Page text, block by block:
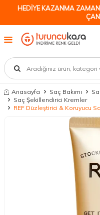
HEDİYE KAZANMA
Anasayfa Saç Bakımı
Saç Şekillendirici Kremler
REF Düzleştirici & Koruyucu